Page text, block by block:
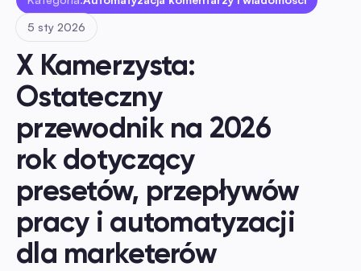
5 sty 2026
X Kamerzysta:
Ostateczny
przewodnik na 2026
rok dotyczący
presetów, przepływów
pracy i automatyzacji
dla marketerów